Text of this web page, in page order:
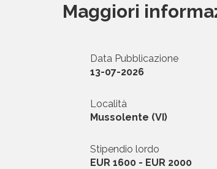
Filiali
News ed
Domande
Lavora con
Maggiori
Data Pubblicazione
13-07-2026
Località
Mussolente (VI)
Stipendio lordo
EUR 1600 - EUR 2000